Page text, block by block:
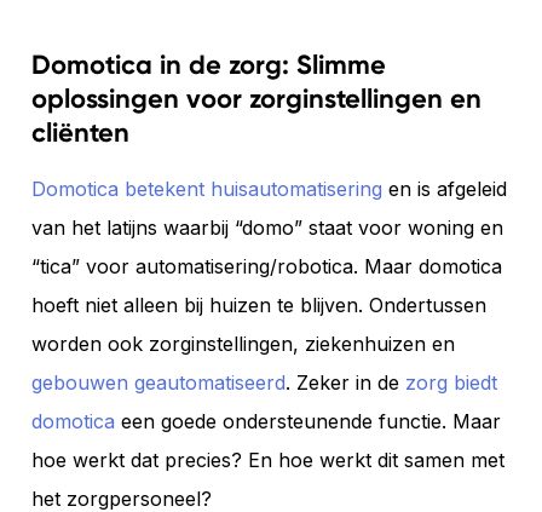
Domotica in de zorg: Slimme
oplossingen voor zorginstellingen en
cliënten
Domotica betekent huisautomatisering en is afgeleid
van het latijns waarbij “domo” staat voor woning en
“tica” voor automatisering/robotica. Maar domotica
hoeft niet alleen bij huizen te blijven. Ondertussen
worden ook zorginstellingen, ziekenhuizen en
gebouwen geautomatiseerd. Zeker in de zorg biedt
domotica een goede ondersteunende functie. Maar
hoe werkt dat precies? En hoe werkt dit samen met
het zorgpersoneel?